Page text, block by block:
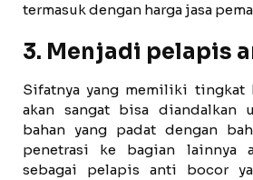
termasuk dengan harga jasa
3. Menjadi pelapis
Sifatnya yang memiliki tingkat
akan sangat bisa diandalkan
bahan yang padat dengan
penetrasi ke bagian lainnya
sebagai pelapis anti bocor